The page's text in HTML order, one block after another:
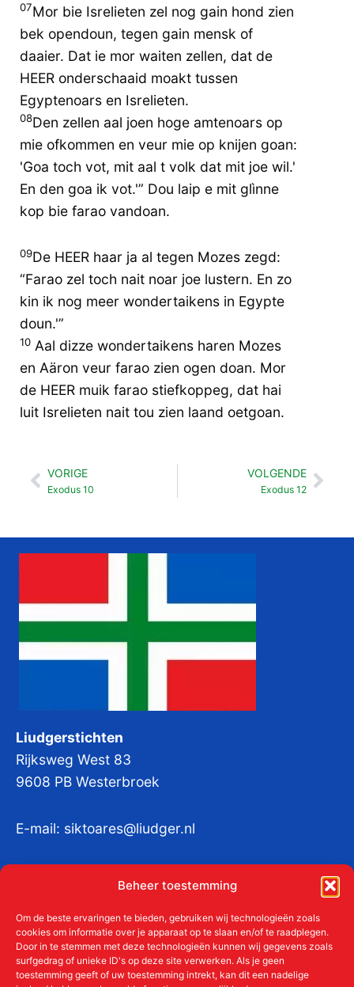
Beheer toestemming
Om de beste ervaringen te bieden, gebruiken wij technologieën zoals
cookies om informatie over je apparaat op te slaan en/of te raadplegen.
Door in te stemmen met deze technologieën kunnen wij gegevens zoals
surfgedrag of unieke ID's op deze site verwerken. Als je geen
toestemming geeft of uw toestemming intrekt, kan dit een nadelige
07Mor bie Isrelieten zel nog gain hond zien
bek opendoun, tegen gain mensk of
daaier. Dat ie mor waiten zellen, dat de
HEER onderschaaid moakt tussen
Egyptenoars en Isrelieten.
08Den zellen aal joen hoge amtenoars op
mie ofkommen en veur mie op knijen goan:
'Goa toch vot, mit aal t volk dat mit joe wil.'
En den goa ik vot.'” Dou laip e mit glìnne
kop bie farao vandoan.
09De HEER haar ja al tegen Mozes zegd:
“Farao zel toch nait noar joe lustern. En zo
kin ik nog meer wondertaikens in Egypte
doun.'”
10 Aal dizze wondertaikens haren Mozes
en Aäron veur farao zien ogen doan. Mor
de HEER muik farao stiefkoppeg, dat hai
luit Isrelieten nait tou zien laand oetgoan.
Vorige
VORIGE
Exodus 10
VOLGENDE
Exodus 12
Liudgerstichten
Rijksweg West 83
9608 PB Westerbroek
E-mail: siktoares@liudger.nl
KvKnr:41011712
Meer over de Liudgerstichten